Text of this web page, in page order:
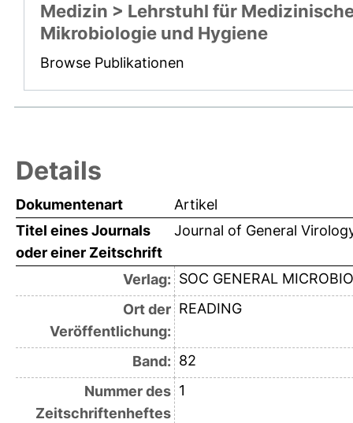
Medizin > Lehrstuhl für
Mikrobiologie und Hygiene
Browse Publikationen
Details
Dokumentenart
Artikel
Titel eines Journals
oder einer Zeitschrift
Journal of General
Verlag: SOC GENERAL
Ort der
Veröffentlichung:
READING
Band: 82
Nummer des
Zeitschriftenheftes
1